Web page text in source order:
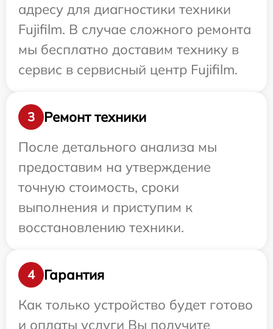
адресу для диагностики техники
Fujifilm. В случае сложного ремонта
мы бесплатно доставим технику в
сервис в сервисный центр Fujifilm.
3
Ремонт техники
После детального анализа мы
предоставим на утверждение
точную стоимость, сроки
выполнения и приступим к
восстановлению техники.
4
Гарантия
Как только устройство будет готово
и оплаты услуги Вы получите